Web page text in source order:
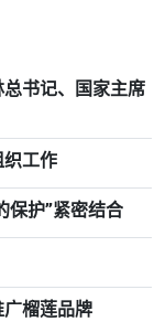
书记、国家主席
织工作
保护”紧密结合
榴莲品牌